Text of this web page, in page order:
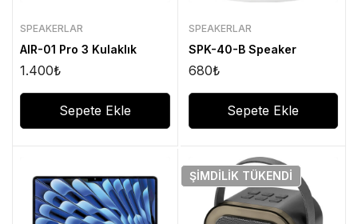
SPEAKERLAR
AIR-01 Pro 3 Kulaklık
1.400₺
Sepete Ekle
SPEAKERLAR
SPK-40-B Speaker
680₺
Sepete Ekle
ŞIMDILIK TÜKENDI